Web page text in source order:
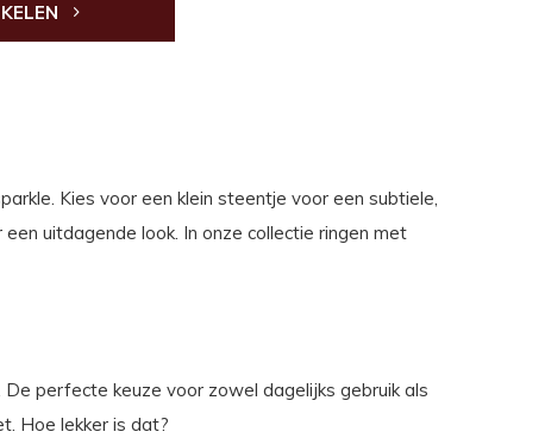
Kies voor een klein steentje voor een subtiele,
uitdagende look. In onze collectie ringen met
perfecte keuze voor zowel dagelijks gebruik als
Hoe lekker is dat?